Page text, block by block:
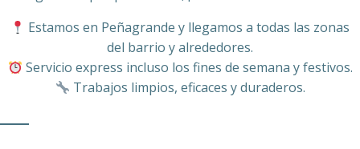
Estamos en Peñagrande y llegamos a todas las zonas
del barrio y alrededores.
Servicio express incluso los fines de semana y festivos.
Trabajos limpios, eficaces y duraderos.